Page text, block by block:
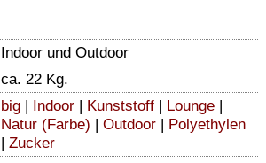
Indoor und Outdoor
ca. 22 Kg.
big | Indoor | Kunststoff | Lounge |
Natur (Farbe) | Outdoor | Polyethylen
| Zucker